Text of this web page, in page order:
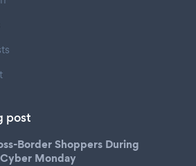
post
Border Shoppers During
Monday